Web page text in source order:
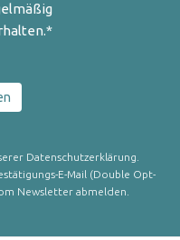
Datenschutzerklärung.
E-Mail (Double Opt-
Newsletter abmelden.